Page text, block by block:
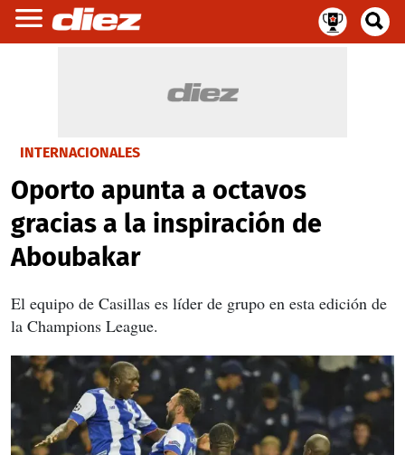
INTERNACIONALES
Oporto apunta a octavos
gracias a la inspiración de
Aboubakar
El equipo de Casillas es líder de grupo en esta edición de
la Champions League.